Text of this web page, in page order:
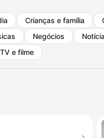
Crianças e família
Negócios
TV e filme